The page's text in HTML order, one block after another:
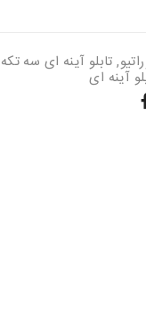
, تابلو آینه ای سه تکه
آینه ای